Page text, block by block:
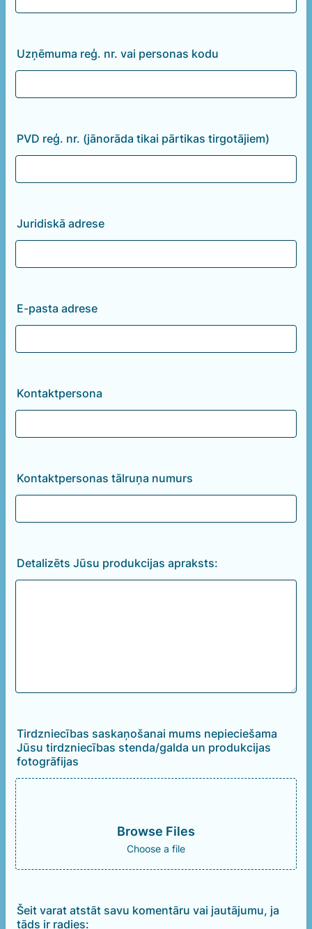
Uzņēmuma reģ. nr. vai personas kodu
PVD reģ. nr. (jānorāda tikai pārtikas tirgotājiem)
Juridiskā adrese
E-pasta adrese
Kontaktpersona
Kontaktpersonas tālruņa numurs
Detalizēts Jūsu produkcijas apraksts:
Tirdzniecības saskaņošanai mums nepieciešama
Jūsu tirdzniecības stenda/galda un produkcijas
fotogrāfijas
Browse Files
Choose a file
Šeit varat atstāt savu komentāru vai jautājumu, ja
tāds ir radies: